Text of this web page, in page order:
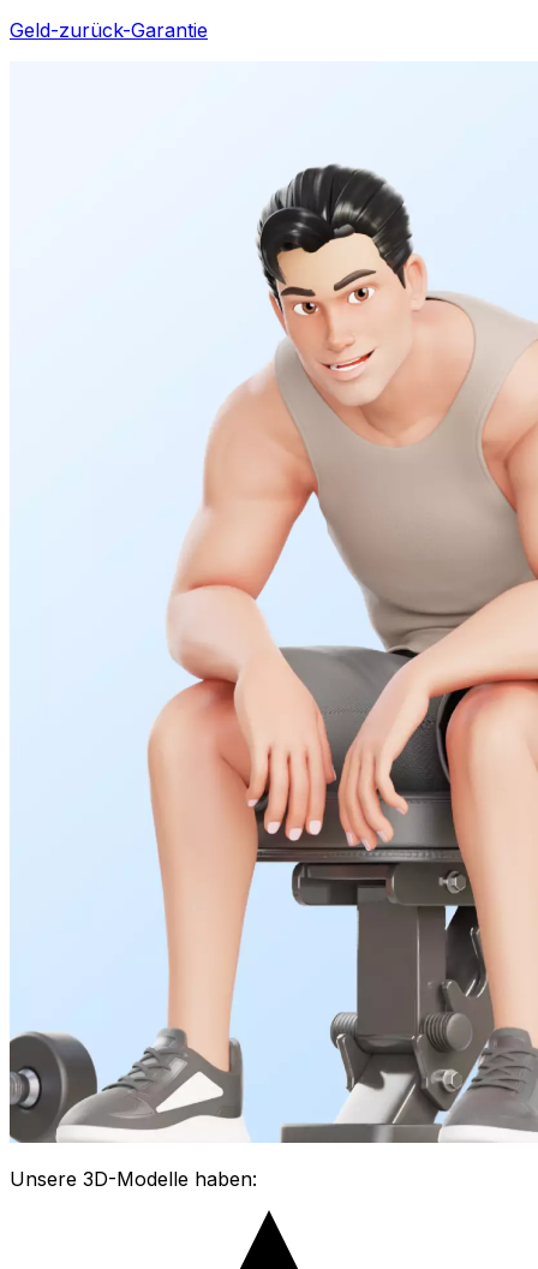
Geld-zurück-Garantie
Unsere 3D-Modelle haben: